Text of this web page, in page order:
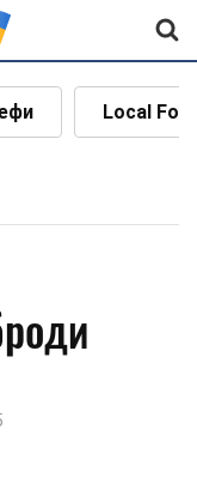
Local